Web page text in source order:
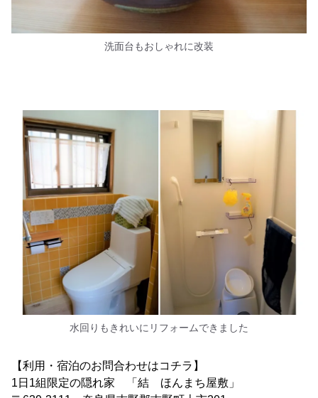
洗面台もおしゃれに改装
水回りもきれいにリフォームできました
【利用・宿泊のお問合わせはコチラ】
1日1組限定の隠れ家 「結 ほんまち屋敷」